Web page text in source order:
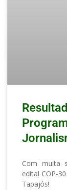
Com muita
edital COP-
Tapajós!